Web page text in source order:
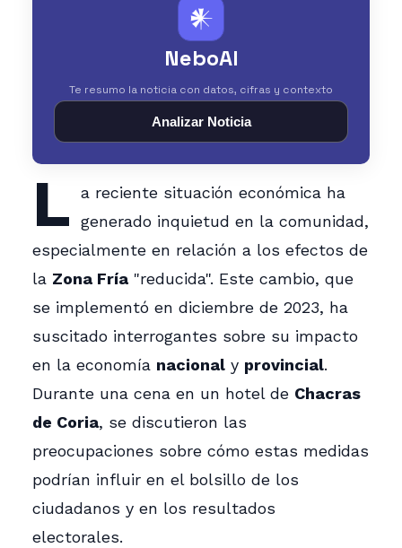
𒀭
NeboAI
Te resumo la noticia con datos, cifras y contexto
Analizar Noticia
L
a reciente situación económica ha
generado inquietud en la comunidad,
especialmente en relación a los efectos de
la Zona Fría "reducida". Este cambio, que
se implementó en diciembre de 2023, ha
suscitado interrogantes sobre su impacto
en la economía nacional y provincial.
Durante una cena en un hotel de Chacras
de Coria, se discutieron las
preocupaciones sobre cómo estas medidas
podrían influir en el bolsillo de los
ciudadanos y en los resultados
electorales.